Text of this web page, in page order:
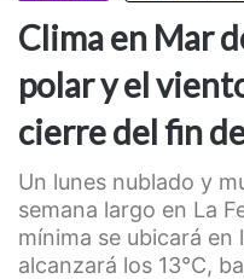
Clima en Mar
polar y el
cierre del fin
Un lunes nublado y
semana largo en La
mínima se ubicará en
alcanzará los 13°C,